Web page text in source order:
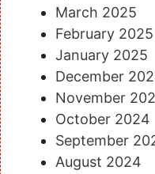
March 2025
February 2025
January 2025
December
November
October 2024
September
August 2024